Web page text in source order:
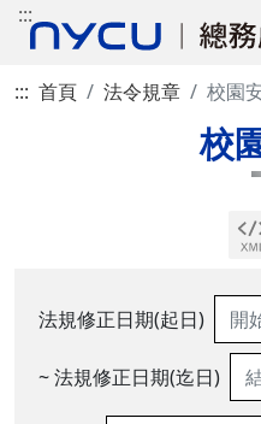
:::
::: 首頁 法令規章 校園
校
法規修正日期(起日)
~ 法規修正日期(迄日)